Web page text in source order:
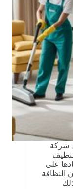
شركة
على
النظافة